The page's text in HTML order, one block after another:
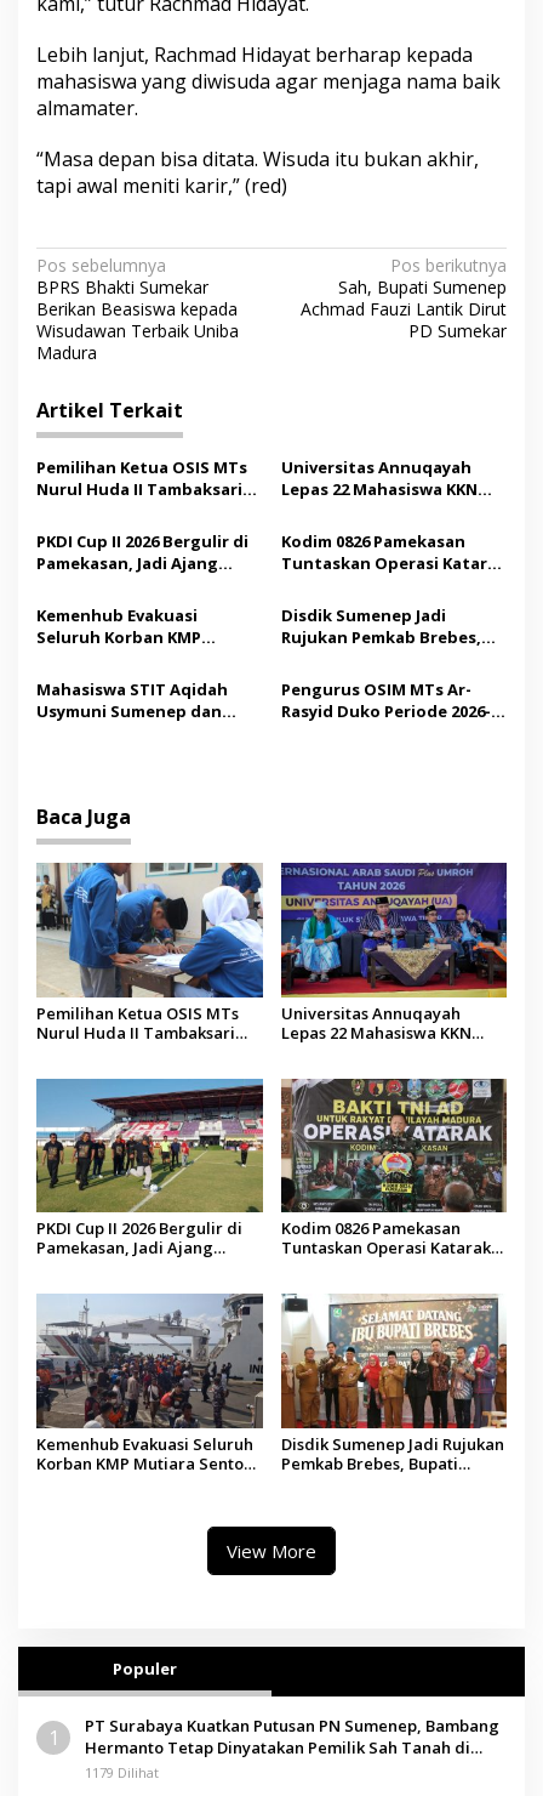
Lebih lanjut, Rachmad Hidayat berharap kepada
mahasiswa yang diwisuda agar menjaga nama baik
almamater.
“Masa depan bisa ditata. Wisuda itu bukan akhir,
tapi awal meniti karir,” (red)
N
a
v
i
g
a
s
i
p
o
s
Pos sebelumnya
BPRS Bhakti Sumekar
Berikan Beasiswa kepada
Wisudawan Terbaik Uniba
Madura
Pos berikutnya
Sah, Bupati Sumenep
Achmad Fauzi Lantik Dirut
PD Sumekar
Artikel Terkait
Pemilihan Ketua OSIS MTs
Nurul Huda II Tambaksari
Demokrasi bagi Siswa
Universitas Annuqayah
Lepas 22 Mahasiswa KKN
Saudi
PKDI Cup II 2026 Bergulir di
Pamekasan, Jadi Ajang
Madura
Kodim 0826 Pamekasan
Tuntaskan Operasi Katarak
Tindakan Medis
Kemenhub Evakuasi
Seluruh Korban KMP
Operator Diaudit
Disdik Sumenep Jadi
Rujukan Pemkab Brebes,
Pendidikan Berbasis
Budaya
Mahasiswa STIT Aqidah
Usymuni Sumenep dan
Pengurus OSIM MTs Ar-
Rasyid Duko Periode 2026-
Baca Juga
Pemilihan Ketua OSIS MTs
Nurul Huda II Tambaksari
Universitas Annuqayah
Lepas 22 Mahasiswa KKN
PKDI Cup II 2026 Bergulir di
Pamekasan, Jadi Ajang
Kodim 0826 Pamekasan
Tuntaskan Operasi Katarak
Kemenhub Evakuasi Seluruh
Korban KMP Mutiara Sentosa
Disdik Sumenep Jadi Rujukan
Pemkab Brebes, Bupati
View More
Populer
1
PT Surabaya Kuatkan Putusan PN Sumenep, Bambang
Hermanto Tetap Dinyatakan Pemilik Sah Tanah di
Pamolokan
1179 Dilihat